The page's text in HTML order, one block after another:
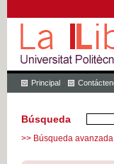
Principal
Búsqueda
>> Búsqueda avanzada